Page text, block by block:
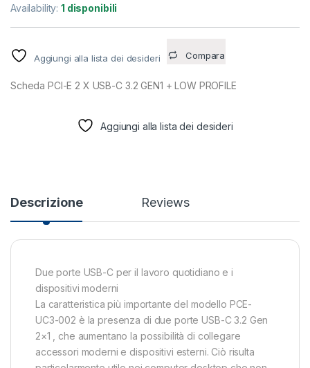
Availability:1 disponibili
Aggiungi alla lista dei desideri Compara
Scheda PCI-E 2 X USB-C 3.2 GEN1 + LOW PROFILE
Aggiungi alla lista dei desideri
Descrizione Reviews
Due porte USB-C per il lavoro quotidiano e i
dispositivi moderni
La caratteristica più importante del modello PCE-
UC3-002 è la presenza di due porte USB-C 3.2 Gen
2×1 , che aumentano la possibilità di collegare
accessori moderni e dispositivi esterni. Ciò risulta